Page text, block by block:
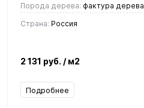
Порода дерева: фактура дерева
Страна: Россия
2 131 руб. / м2
Подробнее